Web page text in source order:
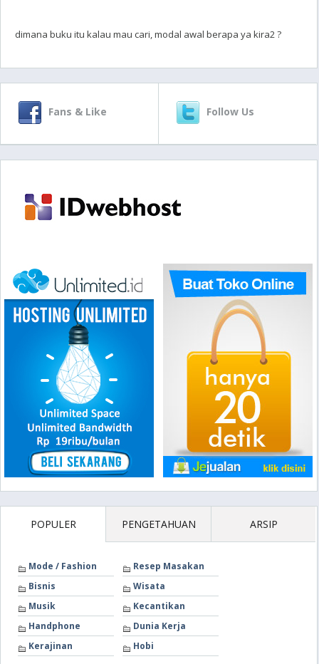
dimana buku itu kalau mau cari, modal awal berapa ya kira2 ?
Fans & Like Follow Us
POPULER PENGETAHUAN ARSIP
Mode / Fashion
Resep Masakan
Bisnis
Wisata
Musik
Kecantikan
Handphone
Dunia Kerja
Kerajinan
Hobi